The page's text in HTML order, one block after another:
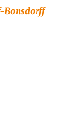
Bonsdorff